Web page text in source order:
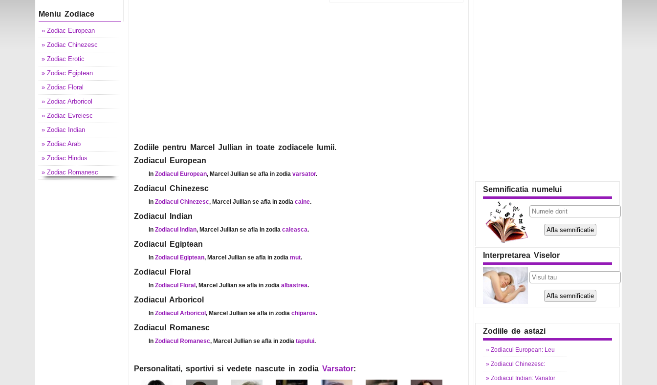
Meniu Zodiace
» Zodiac European
» Zodiac Chinezesc
» Zodiac Erotic
» Zodiac Egiptean
» Zodiac Floral
» Zodiac Arboricol
» Zodiac Evreiesc
» Zodiac Indian
» Zodiac Arab
» Zodiac Hindus
» Zodiac Romanesc
Zodiile pentru Marcel Jullian in toate zodiacele lumii.
Zodiacul European
In Zodiacul European, Marcel Jullian se afla in zodia varsator.
Zodiacul Chinezesc
In Zodiacul Chinezesc, Marcel Jullian se afla in zodia caine.
Zodiacul Indian
In Zodiacul Indian, Marcel Jullian se afla in zodia caleasca.
Zodiacul Egiptean
In Zodiacul Egiptean, Marcel Jullian se afla in zodia mut.
Zodiacul Floral
In Zodiacul Floral, Marcel Jullian se afla in zodia albastrea.
Zodiacul Arboricol
In Zodiacul Arboricol, Marcel Jullian se afla in zodia chiparos.
Zodiacul Romanesc
In Zodiacul Romanesc, Marcel Jullian se afla in zodia tapului.
Personalitati, sportivi si vedete nascute in zodia Varsator:
Semnificatia numelui
Interpretarea Viselor
Zodiile de astazi
» Zodiacul European: Leu
» Zodiacul Chinezesc:
» Zodiacul Indian: Vanator